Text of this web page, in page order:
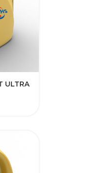
ULTRA